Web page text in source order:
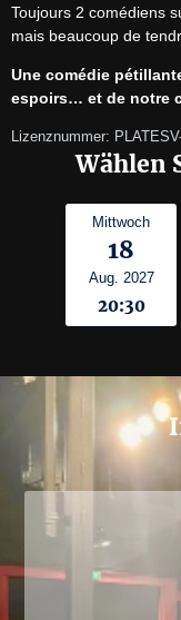
Toujours 2 comédiens
mais beaucoup de
Une comédie
espoirs… et de notre
Lizenznummer:
Wählen
Mittwoch
18
Aug. 2027
20:30